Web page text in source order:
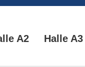
A2 Halle A3